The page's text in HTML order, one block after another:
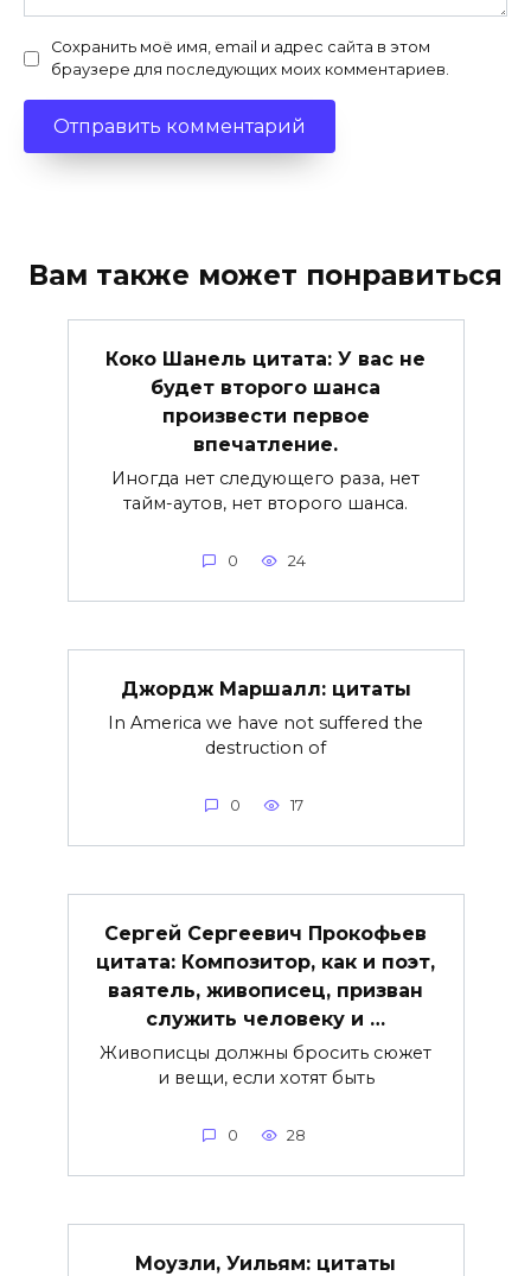
Сохранить моё имя, email и адрес сайта в этом
браузере для последующих моих комментариев.
Вам также может понравиться
Коко Шанель цитата: У вас не
будет второго шанса
произвести первое
впечатление.
Иногда нет следующего раза, нет
тайм-аутов, нет второго шанса.
0 24
Джордж Маршалл: цитаты
In America we have not suffered the
destruction of
0 17
Сергей Сергеевич Прокофьев
цитата: Композитор, как и поэт,
ваятель, живописец, призван
служить человеку и …
Живописцы должны бросить сюжет
и вещи, если хотят быть
0 28
Моузли, Уильям: цитаты